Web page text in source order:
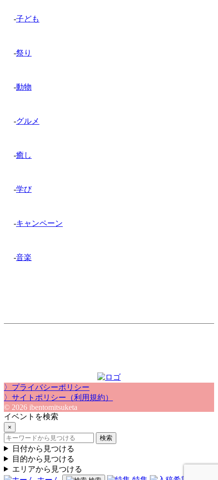
-子ども
-祭り
-動物
-グルメ
-癒し
-学び
-キャンペーン
-音楽
〉プライバシーポリシー
〉サイトポリシー（利用規約）
© 2026 ibentomitsuketa
イベントを検索
×
検索
日付から見つける
目的から見つける
エリアから見つける